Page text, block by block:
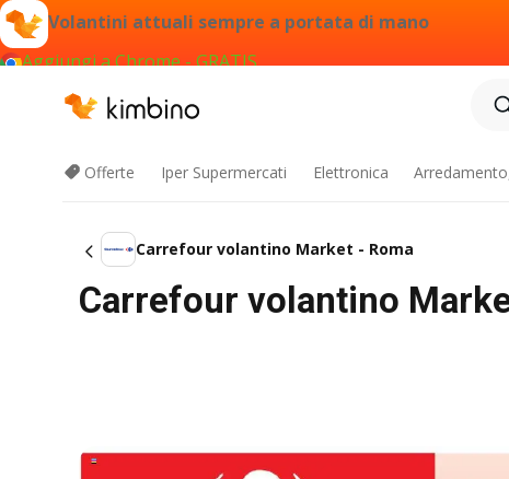
Volantini attuali sempre a portata di mano
Aggiungi a Chrome - GRATIS
Offerte Iper Supermercati Elettronica
Carrefour volantino Market - Roma
Carrefour volantino